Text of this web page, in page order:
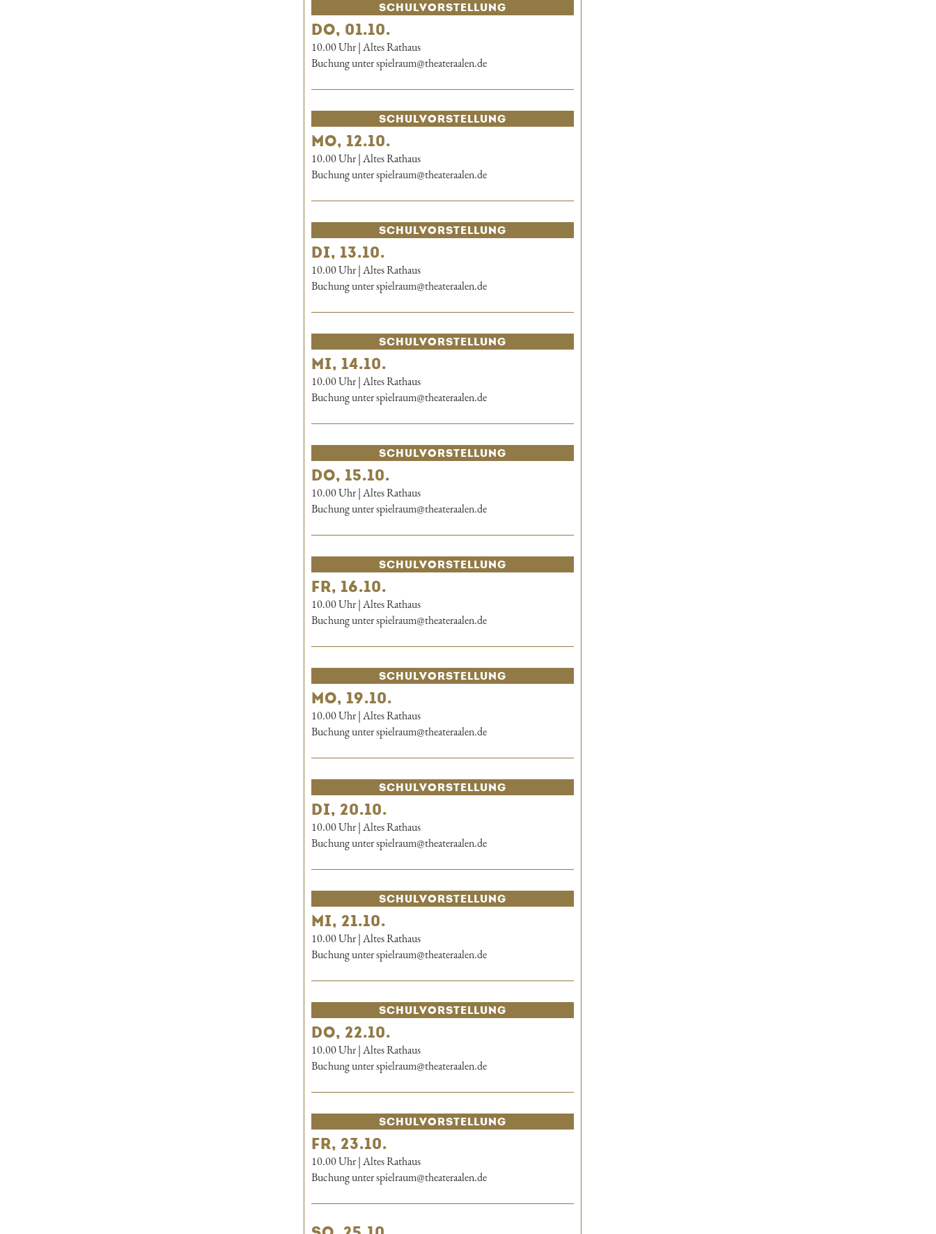
SCHUL­VORSTELLUNG
DO, 01.10.
10.00 Uhr | Altes Rathaus
Buchung unter spielraum@theateraalen.de
SCHUL­VORSTELLUNG
MO, 12.10.
10.00 Uhr | Altes Rathaus
Buchung unter spielraum@theateraalen.de
SCHUL­VORSTELLUNG
DI, 13.10.
10.00 Uhr | Altes Rathaus
Buchung unter spielraum@theateraalen.de
SCHUL­VORSTELLUNG
MI, 14.10.
10.00 Uhr | Altes Rathaus
Buchung unter spielraum@theateraalen.de
SCHUL­VORSTELLUNG
DO, 15.10.
10.00 Uhr | Altes Rathaus
Buchung unter spielraum@theateraalen.de
SCHUL­VORSTELLUNG
FR, 16.10.
10.00 Uhr | Altes Rathaus
Buchung unter spielraum@theateraalen.de
SCHUL­VORSTELLUNG
MO, 19.10.
10.00 Uhr | Altes Rathaus
Buchung unter spielraum@theateraalen.de
SCHUL­VORSTELLUNG
DI, 20.10.
10.00 Uhr | Altes Rathaus
Buchung unter spielraum@theateraalen.de
SCHUL­VORSTELLUNG
MI, 21.10.
10.00 Uhr | Altes Rathaus
Buchung unter spielraum@theateraalen.de
SCHUL­VORSTELLUNG
DO, 22.10.
10.00 Uhr | Altes Rathaus
Buchung unter spielraum@theateraalen.de
SCHUL­VORSTELLUNG
FR, 23.10.
10.00 Uhr | Altes Rathaus
Buchung unter spielraum@theateraalen.de